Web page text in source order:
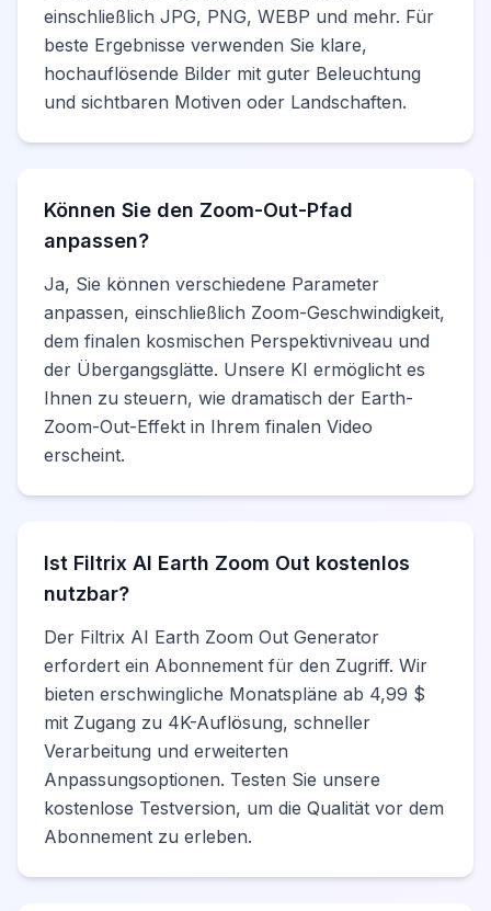
einschließlich JPG, PNG, WEBP und mehr. Für
beste Ergebnisse verwenden Sie klare,
hochauflösende Bilder mit guter Beleuchtung
und sichtbaren Motiven oder Landschaften.
Können Sie den Zoom-Out-Pfad
anpassen?
Ja, Sie können verschiedene Parameter
anpassen, einschließlich Zoom-Geschwindigkeit,
dem finalen kosmischen Perspektivniveau und
der Übergangsglätte. Unsere KI ermöglicht es
Ihnen zu steuern, wie dramatisch der Earth-
Zoom-Out-Effekt in Ihrem finalen Video
erscheint.
Ist Filtrix AI Earth Zoom Out kostenlos
nutzbar?
Der Filtrix AI Earth Zoom Out Generator
erfordert ein Abonnement für den Zugriff. Wir
bieten erschwingliche Monatspläne ab 4,99 $
mit Zugang zu 4K-Auflösung, schneller
Verarbeitung und erweiterten
Anpassungsoptionen. Testen Sie unsere
kostenlose Testversion, um die Qualität vor dem
Abonnement zu erleben.